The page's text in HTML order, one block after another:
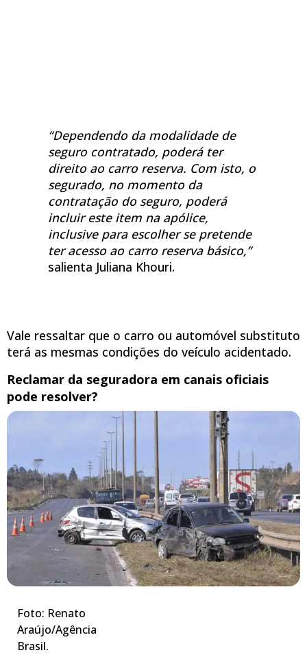
“Dependendo da modalidade de
seguro contratado, poderá ter
direito ao carro reserva. Com isto, o
segurado, no momento da
contratação do seguro, poderá
incluir este item na apólice,
inclusive para escolher se pretende
ter acesso ao carro reserva básico,”
salienta Juliana Khouri.
Vale ressaltar que o carro ou automóvel substituto
terá as mesmas condições do veículo acidentado.
Reclamar da seguradora em canais oficiais
pode resolver?
Foto: Renato
Araújo/Agência
Brasil.